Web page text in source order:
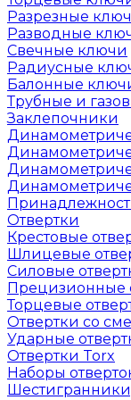
Разрезные
Разводные
Свечные ключи
Радиусные
Балонные
Трубные и
Заклепочники
Отвертки
Крестовые
Шлицевые
Силовые
Прецизионные
Торцевые
Отвертки со
Ударные
Отвертки Torx
Наборы